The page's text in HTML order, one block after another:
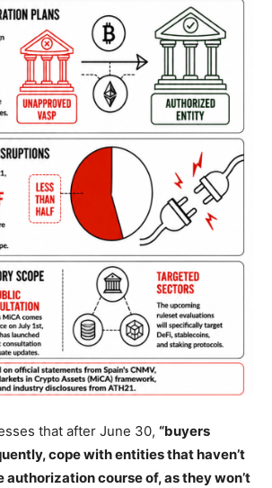
that after June 30, “buyers
cope with entities that haven’t
course of, as they won’t